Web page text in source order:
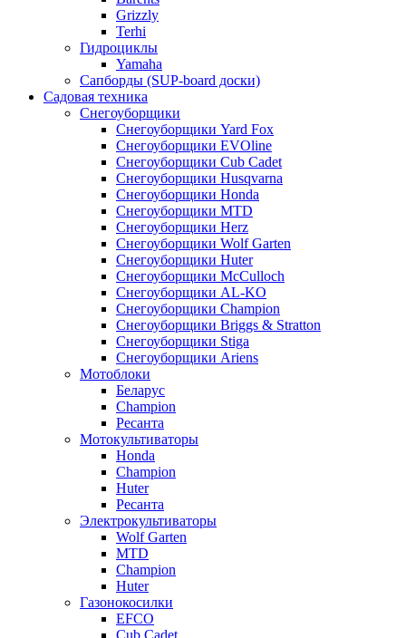
Grizzly
Terhi
Гидроциклы
Yamaha
Сапборды (SUP-board доски)
Садовая техника
Снегоуборщики
Снегоуборщики Yard Fox
Снегоуборщики EVOline
Снегоуборщики Cub Cadet
Снегоуборщики Husqvarna
Снегоуборщики Honda
Снегоуборщики MTD
Снегоуборщики Herz
Снегоуборщики Wolf Garten
Снегоуборщики Huter
Снегоуборщики McCulloch
Снегоуборщики AL-KO
Снегоуборщики Champion
Снегоуборщики Briggs & Stratton
Снегоуборщики Stiga
Снегоуборщики Ariens
Мотоблоки
Беларус
Champion
Ресанта
Мотокультиваторы
Honda
Champion
Huter
Ресанта
Электрокультиваторы
Wolf Garten
MTD
Champion
Huter
Газонокосилки
EFCO
Cub Cadet